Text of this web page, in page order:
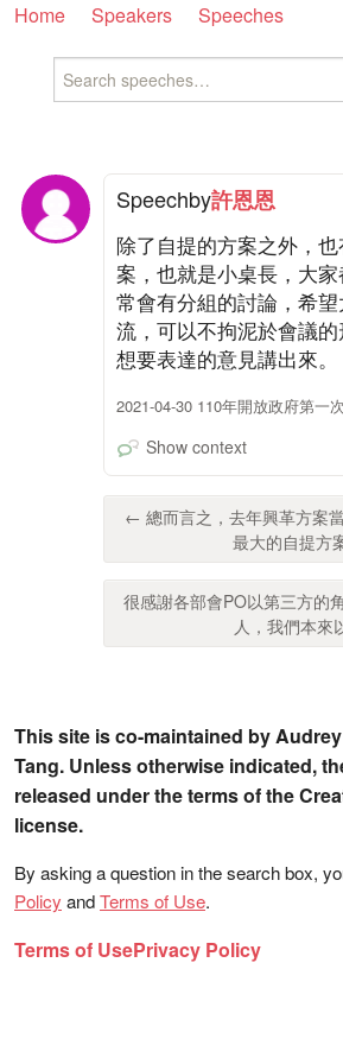
Home Speakers Speeches
Speechby許恩恩
除了自提的方案之外，
案，也就是小桌長，大
常會有分組的討論，希
流，可以不拘泥於會議
想要表達的意見講出來。
2021-04-30 110年開放政府第一
Show context
← 總而言之，去年興革方案
最大的自提方
很感謝各部會PO以第三方的
人，我們本
This site is co-maintained by
Tang. Unless otherwise indicated,
released under the terms of the
license.
By asking a question in the search box,
Policy andTerms of Use.
Terms of UsePrivacy Policy